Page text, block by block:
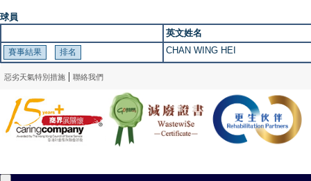
球員
英文姓名
CHAN WING HEI